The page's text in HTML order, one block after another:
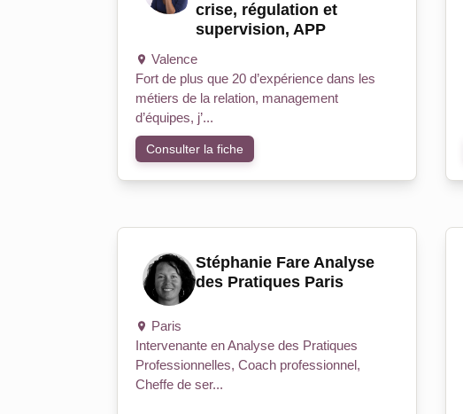
crise, régulation et
supervision, APP
Valence
Fort de plus que 20 d’expérience dans les
métiers de la relation, management
d’équipes, j’...
Consulter la fiche
Stéphanie Fare Analyse
des Pratiques Paris
Paris
Intervenante en Analyse des Pratiques
Professionnelles, Coach professionnel,
Cheffe de ser...